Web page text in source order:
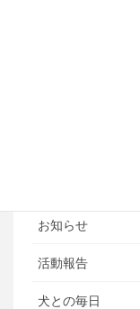
お知らせ
活動報告
犬との毎日